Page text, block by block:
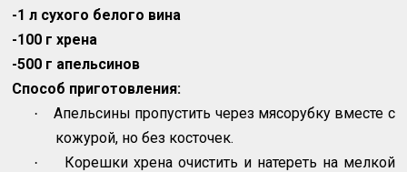
-1 л сухого белого вина
-100 г хрена
-500 г апельсинов
Способ приготовления:
·
Апельсины пропустить через мясорубку вместе с
кожурой, но без косточек.
·
Корешки хрена очистить и натереть на мелкой